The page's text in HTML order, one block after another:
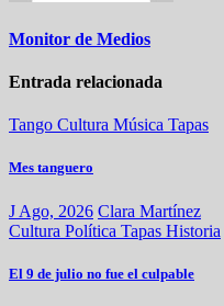
Monitor de Medios
Entrada relacionada
Tango Cultura Música Tapas
Mes tanguero
J Ago, 2026 Clara Martínez
Cultura Política Tapas Historia
El 9 de julio no fue el culpable